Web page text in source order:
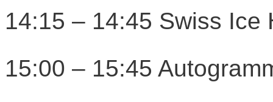
14:15 – 14:45 Swiss Ice
15:00 – 15:45